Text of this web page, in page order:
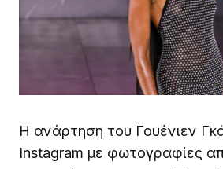
Η ανάρτηση του Γουένιεν
Instagram με φωτογραφίες